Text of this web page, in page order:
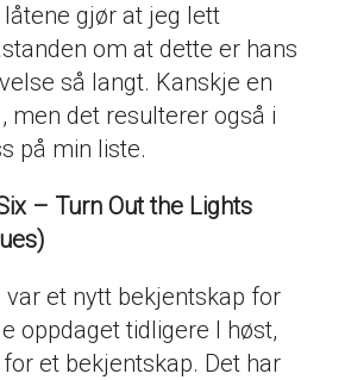
gjør at jeg lett
om at dette er hans
så langt. Kanskje en
men det resulterer også i
på min liste.
– Turn Out the Lights
var et nytt bekjentskap for
oppdaget tidligere I høst,
for et bekjentskap. Det har